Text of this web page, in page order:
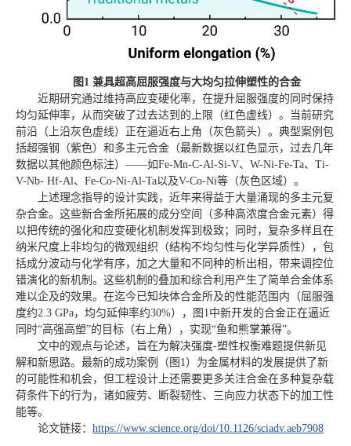
图1 兼具超高屈服强度与大均匀拉伸塑性的合金
近期研究通过维持高应变硬化率，在提升屈服强度的同时保持
均匀延伸率，从而突破了过去达到的上限（红色虚线）。当前研究
前沿（上沿灰色虚线）正在逼近右上角（灰色箭头）。典型案例包
括超强钢（紫色）和多主元合金（最新数据以红色显示，过去几年
数据以其他颜色标注）——如Fe-Mn-C-Al-Si-V、W-Ni-Fe-Ta、Ti-
V-Nb- Hf-Al、Fe-Co-Ni-Al-Ta以及V-Co-Ni等（灰色区域）。
上述理念指导的设计实践，近年来得益于大量涌现的多主元复
杂合金。这些新合金所拓展的成分空间（多种高浓度合金元素）得
以把传统的强化和应变硬化机制发挥到极致；同时，复杂多样且在
纳米尺度上非均匀的微观组织（结构不均匀性与化学异质性），包
括成分波动与化学有序，加之大量和不同种的析出相，带来调控位
错演化的新机制。这些机制的叠加和综合利用产生了简单合金体系
难以企及的效果。在迄今已知块体合金所及的性能范围内（屈服强
度约2.3 GPa，均匀延伸率约30%），图1中新开发的合金正在逼近
同时“高强高塑”的目标（右上角），实现“鱼和熊掌兼得”。
文中的观点与论述，旨在为解决强度-塑性权衡难题提供新见
解和新思路。最新的成功案例（图1）为金属材料的发展提供了新
的可能性和机会，但工程设计上还需要更多关注合金在多种复杂载
荷条件下的行为，诸如疲劳、断裂韧性、三向应力状态下的加工性
能等。
论文链接： https://www.science.org/doi/10.1126/sciadv.aeb7908